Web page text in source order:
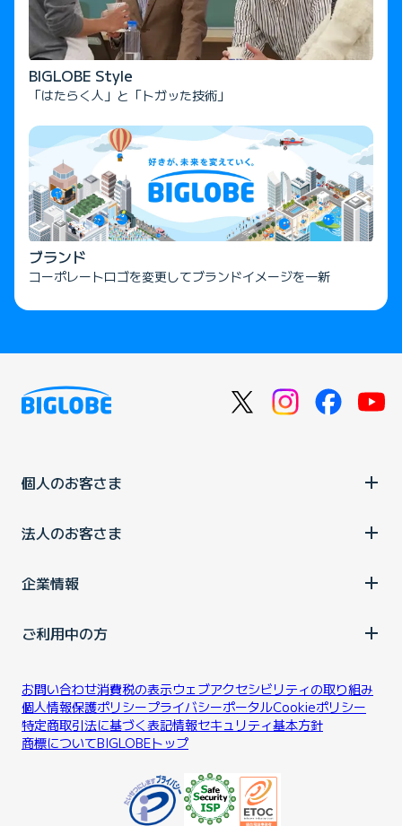
BIGLOBE Style
「はたらく人」と「トガッた技術」
ブランド
コーポレートロゴを変更してブランドイメージを一新
個人のお客さま
法人のお客さま
企業情報
ご利用中の方
お問い合わせ消費税の表示ウェブアクセシビリティの取り組み
個人情報保護ポリシープライバシーポータルCookieポリシー
特定商取引法に基づく表記情報セキュリティ基本方針
商標についてBIGLOBEトップ